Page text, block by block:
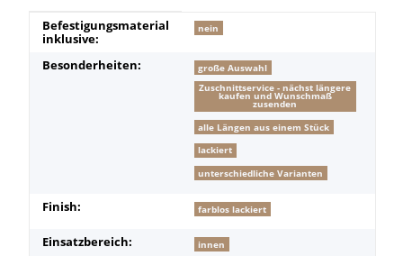
Produkteigenschaft
Wert
Befestigungsmaterial
inklusive:
nein
Besonderheiten:
große Auswahl
Zuschnittservice - nächst längere
kaufen und Wunschmaß
zusenden
alle Längen aus einem Stück
lackiert
unterschiedliche Varianten
Finish: farblos lackiert
Einsatzbereich: innen